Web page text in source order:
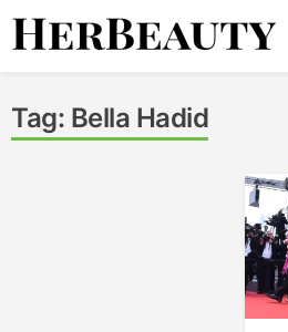
Skip
Tag: Bella Hadid